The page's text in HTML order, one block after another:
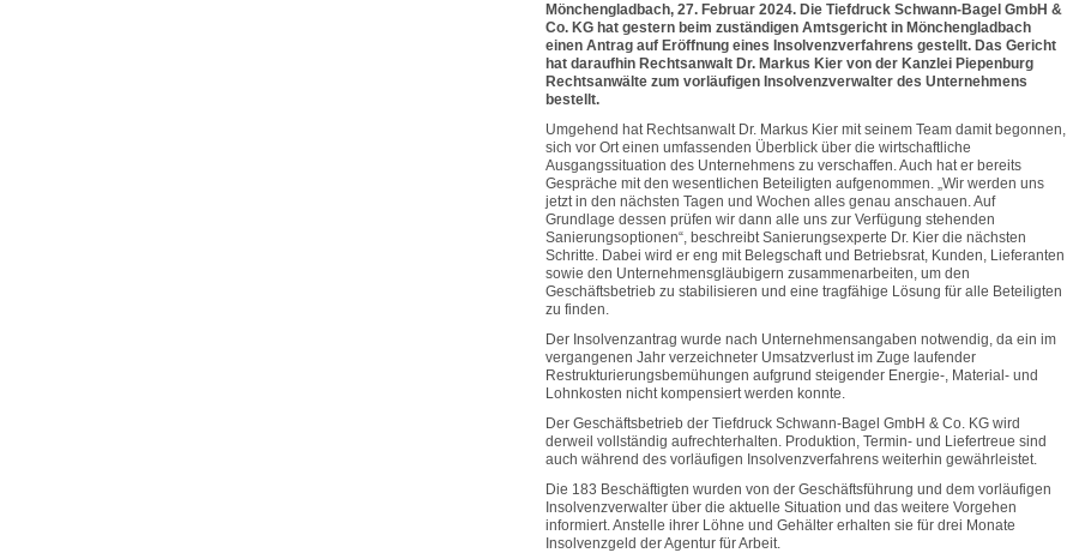
Mönchengladbach, 27. Februar 2024. Die Tiefdruck Schwann-Bagel GmbH &
Co. KG hat gestern beim zuständigen Amtsgericht in Mönchengladbach
einen Antrag auf Eröffnung eines Insolvenzverfahrens gestellt. Das Gericht
hat daraufhin Rechtsanwalt Dr. Markus Kier von der Kanzlei Piepenburg
Rechtsanwälte zum vorläufigen Insolvenzverwalter des Unternehmens
bestellt.
Umgehend hat Rechtsanwalt Dr. Markus Kier mit seinem Team damit begonnen,
sich vor Ort einen umfassenden Überblick über die wirtschaftliche
Ausgangssituation des Unternehmens zu verschaffen. Auch hat er bereits
Gespräche mit den wesentlichen Beteiligten aufgenommen. „Wir werden uns
jetzt in den nächsten Tagen und Wochen alles genau anschauen. Auf
Grundlage dessen prüfen wir dann alle uns zur Verfügung stehenden
Sanierungsoptionen“, beschreibt Sanierungsexperte Dr. Kier die nächsten
Schritte. Dabei wird er eng mit Belegschaft und Betriebsrat, Kunden, Lieferanten
sowie den Unternehmensgläubigern zusammenarbeiten, um den
Geschäftsbetrieb zu stabilisieren und eine tragfähige Lösung für alle Beteiligten
zu finden.
Der Insolvenzantrag wurde nach Unternehmensangaben notwendig, da ein im
vergangenen Jahr verzeichneter Umsatzverlust im Zuge laufender
Restrukturierungsbemühungen aufgrund steigender Energie-, Material- und
Lohnkosten nicht kompensiert werden konnte.
Der Geschäftsbetrieb der Tiefdruck Schwann-Bagel GmbH & Co. KG wird
derweil vollständig aufrechterhalten. Produktion, Termin- und Liefertreue sind
auch während des vorläufigen Insolvenzverfahrens weiterhin gewährleistet.
Die 183 Beschäftigten wurden von der Geschäftsführung und dem vorläufigen
Insolvenzverwalter über die aktuelle Situation und das weitere Vorgehen
informiert. Anstelle ihrer Löhne und Gehälter erhalten sie für drei Monate
Insolvenzgeld der Agentur für Arbeit.